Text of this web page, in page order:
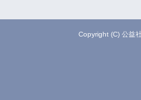
Copyright (C) 公益